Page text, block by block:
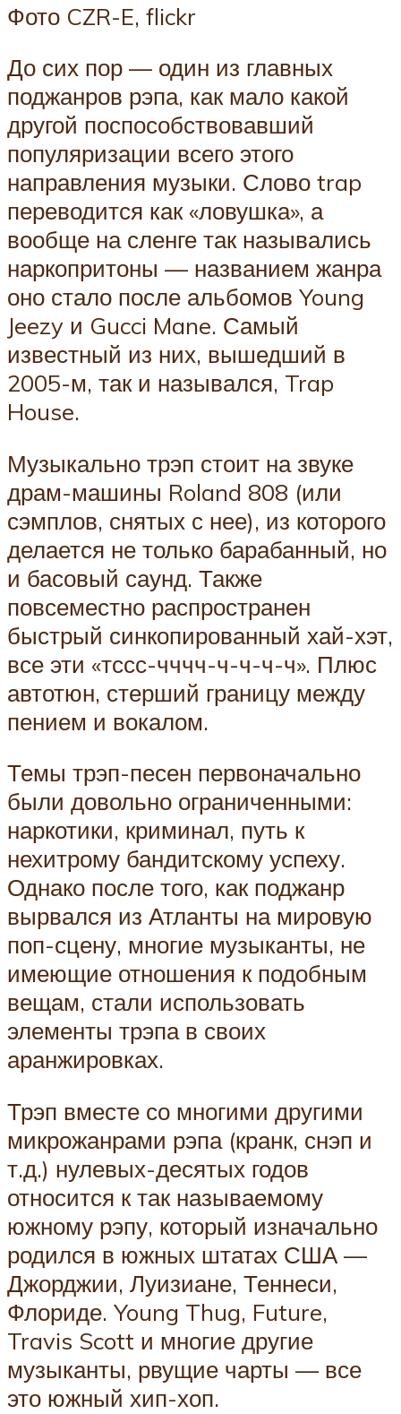
Фото CZR-E, flickr
До сих пор — один из главных
поджанров рэпа, как мало какой
другой поспособствовавший
популяризации всего этого
направления музыки. Слово trap
переводится как «ловушка», а
вообще на сленге так назывались
наркопритоны — названием жанра
оно стало после альбомов Young
Jeezy и Gucci Mane. Самый
известный из них, вышедший в
2005-м, так и назывался, Trap
House.
Музыкально трэп стоит на звуке
драм-машины Roland 808 (или
сэмплов, снятых с нее), из которого
делается не только барабанный, но
и басовый саунд. Также
повсеместно распространен
быстрый синкопированный хай-хэт,
все эти «тссс-чччч-ч-ч-ч-ч». Плюс
автотюн, стерший границу между
пением и вокалом.
Темы трэп-песен первоначально
были довольно ограниченными:
наркотики, криминал, путь к
нехитрому бандитскому успеху.
Однако после того, как поджанр
вырвался из Атланты на мировую
поп-сцену, многие музыканты, не
имеющие отношения к подобным
вещам, стали использовать
элементы трэпа в своих
аранжировках.
Трэп вместе со многими другими
микрожанрами рэпа (кранк, снэп и
т.д.) нулевых-десятых годов
относится к так называемому
южному рэпу, который изначально
родился в южных штатах США —
Джорджии, Луизиане, Теннеси,
Флориде. Young Thug, Future,
Travis Scott и многие другие
музыканты, рвущие чарты — все
это южный хип-хоп.